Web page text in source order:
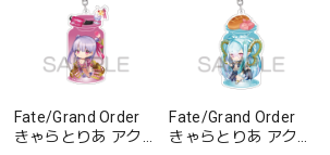
Fate/Grand Order
きゃらとりあ アクリ
Fate/Grand Order
きゃらとりあ アクリ